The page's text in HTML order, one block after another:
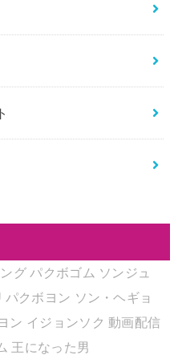
グ パクボゴム ソンジュ
パクボヨン ソン・ヘギョ
ン イジョンソク 動画配信
王になった男